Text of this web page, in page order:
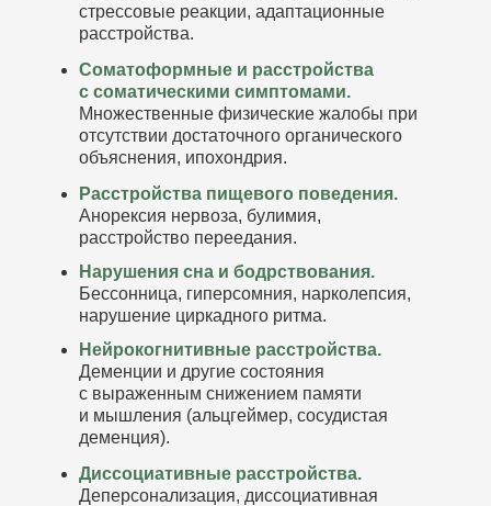
Расстройства пищевого поведения.
Анорексия нервоза, булимия,
расстройство переедания.
Нарушения сна и бодрствования.
Бессонница, гиперсомния, нарколепсия,
нарушение циркадного ритма.
Нейрокогнитивные расстройства.
Деменции и другие состояния
с выраженным снижением памяти
и мышления (альцгеймер, сосудистая
деменция).
Диссоциативные расстройства.
Деперсонализация, диссоциативная
Соматоформные и расстройства
с соматическими симптомами.
Множественные физические жалобы при
отсутствии достаточного органического
объяснения, ипохондрия.
стрессовые реакции, адаптационные
расстройства.